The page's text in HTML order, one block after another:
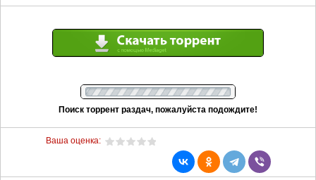
Поиск торрент раздач, пожалуйста подождите!
Ваша оценка: